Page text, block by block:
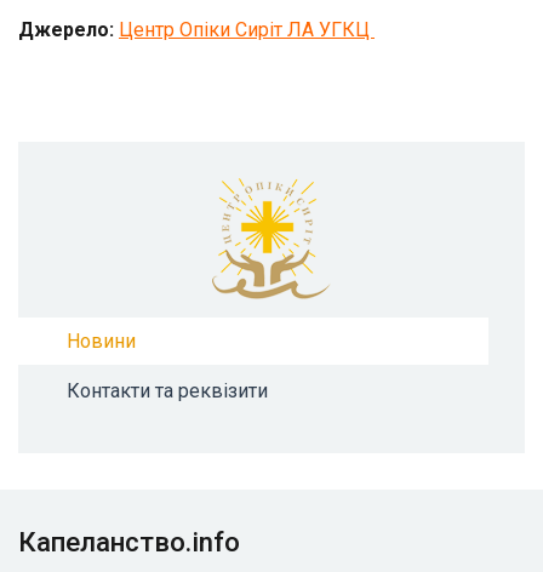
Джерело: Центр Опіки Сиріт ЛА УГКЦ
Новини
Контакти та реквізити
Капеланство.info